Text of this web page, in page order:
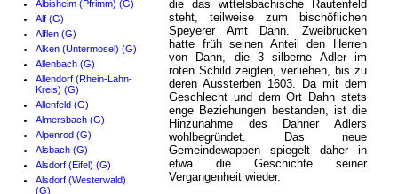
Albisheim (Pfrimm) (G)
Alf (G)
Alflen (G)
Alken (Untermosel) (G)
Allenbach (G)
Allendorf (Rhein-Lahn-
Kreis) (G)
Allenfeld (G)
Almersbach (G)
Alpenrod (G)
Alsbach (G)
Alsdorf (Eifel) (G)
Alsdorf (Westerwald)
(G)
die das wittelsbachische Rautenfeld
steht, teilweise zum bischöflichen
Speyerer Amt Dahn. Zweibrücken
hatte früh seinen Anteil den Herren
von Dahn, die 3 silberne Adler im
roten Schild zeigten, verliehen, bis zu
deren Aussterben 1603. Da mit dem
Geschlecht und dem Ort Dahn stets
enge Beziehungen bestanden, ist die
Hinzunahme des Dahner Adlers
wohlbegründet. Das neue
Gemeindewappen spiegelt daher in
etwa die Geschichte seiner
Vergangenheit wieder.